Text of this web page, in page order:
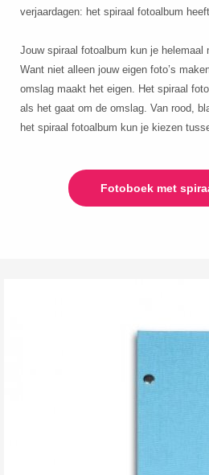
verjaardagen: het spiraal fotoalbum
Jouw spiraal fotoalbum kun je helemaal
Want niet alleen jouw eigen foto’s
omslag maakt het eigen. Het spiraal
als het gaat om de omslag. Van rood,
het spiraal fotoalbum kun je kiezen
Fotoboek met